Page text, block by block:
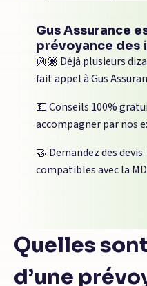
Gus Assurance
prévoyance des
👱🏽 Déjà plusieurs
fait appel à Gus
💵 Conseils 100%
accompagner par nos
🤝 Demandez des
compatibles avec la
Quelles
d’une